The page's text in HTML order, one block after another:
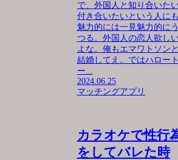
で、外国人と知り合いた
付き合いたいという人にも
魅力的には一見魅力的にう
つる。外国人の恋人欲し
よな。俺もエマワトソンと
結婚してえ。ではハロート
ー...
2024.06.25
マッチングアプリ
カラオケで性行
をしてバレた時